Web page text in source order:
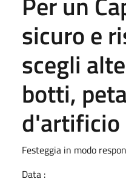
sicuro e
scegli
botti,
d'artificio
Festeggia in modo
Data :